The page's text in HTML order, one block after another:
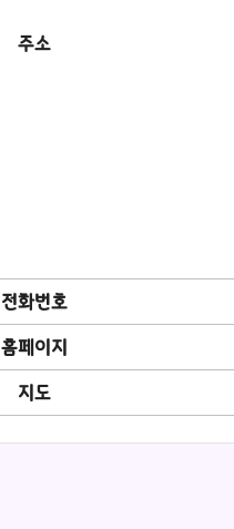
주소
전화번호
홈페이지
지도